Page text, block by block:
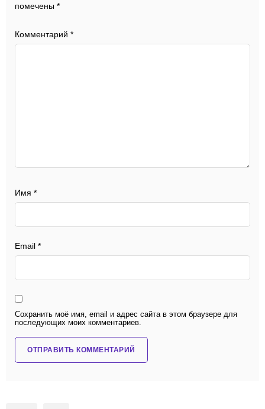
помечены *
Комментарий *
Имя *
Email *
Сохранить моё имя, email и адрес сайта в этом браузере для
последующих моих комментариев.